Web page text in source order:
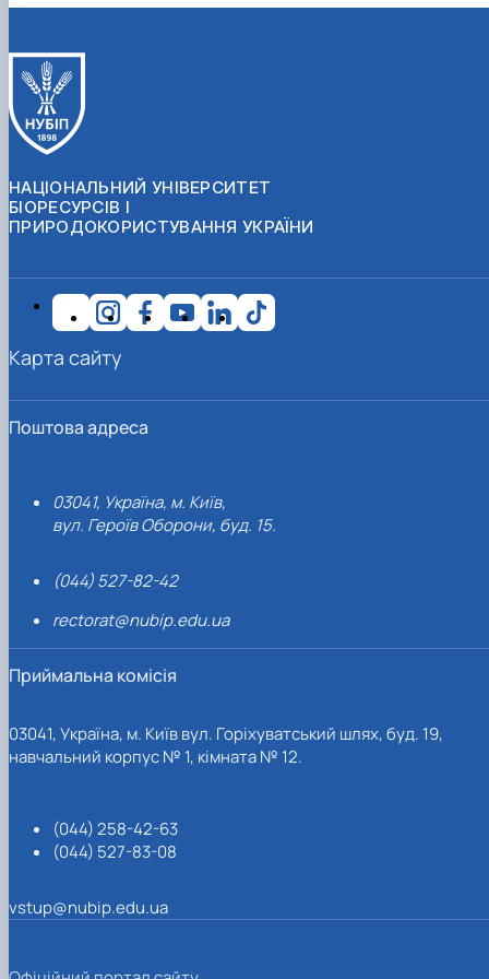
НАЦІОНАЛЬНИЙ УНІВЕРСИТЕТ
БІОРЕСУРСІВ І
ПРИРОДОКОРИСТУВАННЯ УКРАЇНИ
Поштова адреса
03041, Україна, м. Київ,
вул. Героїв Оборони, буд. 15.
(044) 527-82-42
rectorat@nubip.edu.ua
Приймальна комісія
03041, Україна, м. Київ вул. Горіхуватський шлях, буд. 19,
навчальний корпус № 1, кімната № 12.
(044) 258-42-63
(044) 527-83-08
vstup@nubip.edu.ua
Карта сайту